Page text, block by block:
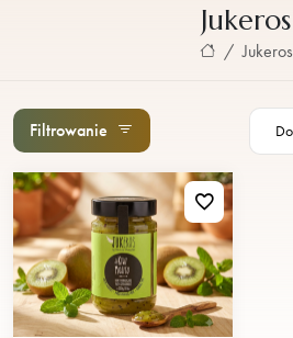
Jukeros
Jukeros
Filtrowanie